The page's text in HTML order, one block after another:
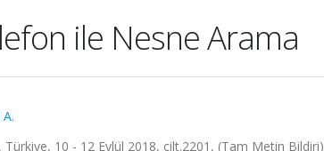
ile Nesne Arama
A.
Türkiye, 10 - 12 Eylül 2018, cilt.2201, (Tam Metin Bildiri)